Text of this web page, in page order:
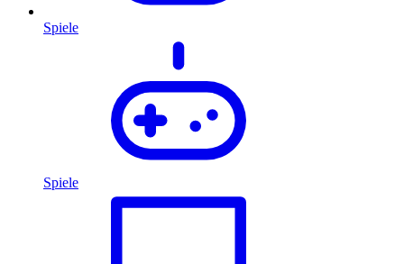
Spiele
Spiele